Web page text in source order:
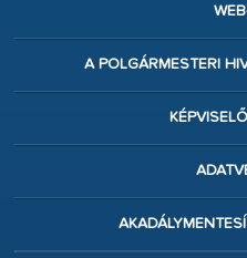
A POLGÁRMESTERI